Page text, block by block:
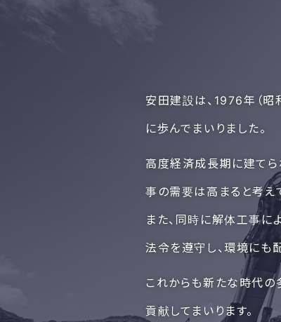
安田建設は、1976年（昭
に歩んでまいりました。
高度経済成長期に建てら
事の需要は高まると考え
また、同時に解体工事に
法令を遵守し、環境にも
これからも新たな時代の
貢献してまいります。